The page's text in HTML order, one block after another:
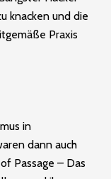
knacken und die
Praxis
in
dann auch
Passage – Das